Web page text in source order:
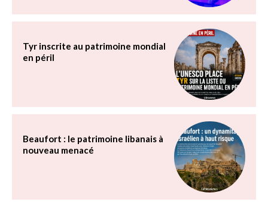
Tyr inscrite au patrimoine mondial
en péril
Beaufort : le patrimoine libanais à
nouveau menacé